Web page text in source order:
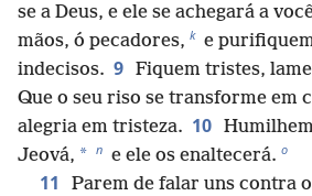
se a Deus, e ele se achegará a
mãos, ó pecadores, k e
indecisos. 9 Fiquem tristes,
Que o seu riso se transforme em
alegria em tristeza. 10
Jeová, * n e ele os enaltecerá. o
11 Parem de falar uns contra